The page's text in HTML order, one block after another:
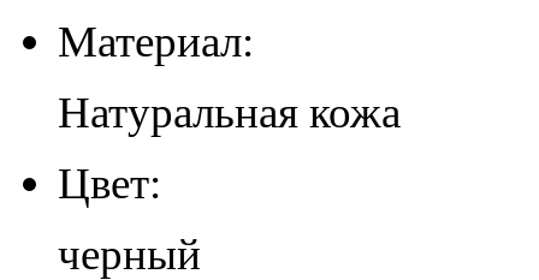
Материал:
Натуральная кожа
Цвет:
черный